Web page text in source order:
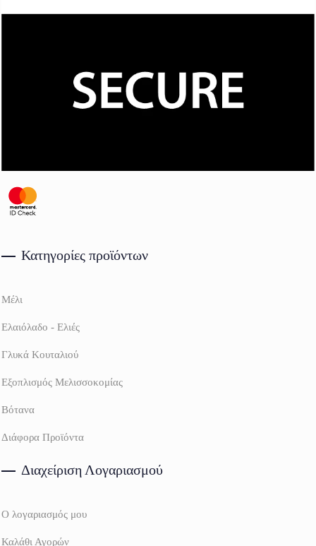
Κατηγορίες προϊόντων
Μέλι
Ελαιόλαδο - Ελιές
Γλυκά Κουταλιού
Εξοπλισμός Μελισσοκομίας
Βότανα
Διάφορα Προϊόντα
Διαχείριση Λογαριασμού
Ο λογαριασμός μου
Καλάθι Αγορών